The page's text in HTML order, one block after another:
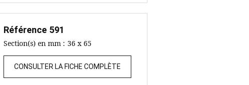
Référence 591
Section(s) en mm : 36 x 65
CONSULTER LA FICHE COMPLÈTE